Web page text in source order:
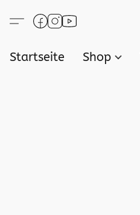
Startseite Shop